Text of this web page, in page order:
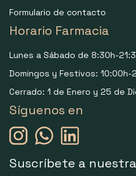
Formulario de contacto
Horario Farmacia
Lunes a Sábado de 8:30h-
Domingos y Festivos: 10:00h-
Cerrado: 1 de Enero y 25 de
Síguenos en
Suscríbete a